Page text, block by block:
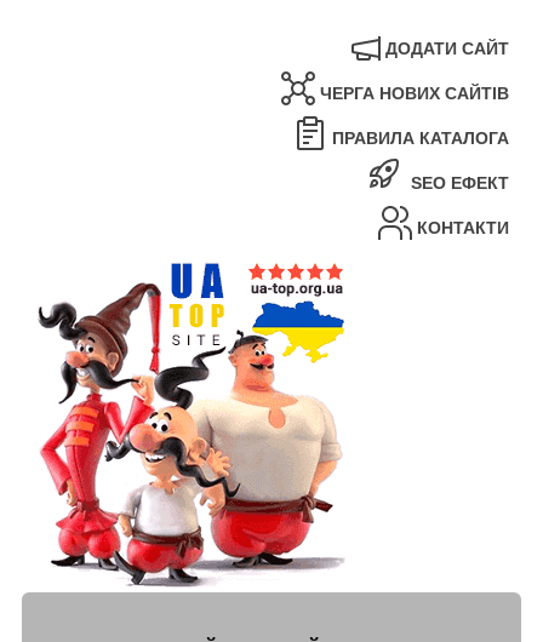
ДОДАТИ САЙТ
ЧЕРГА НОВИХ САЙТІВ
ПРАВИЛА КАТАЛОГА
SEO ЕФЕКТ
КОНТАКТИ